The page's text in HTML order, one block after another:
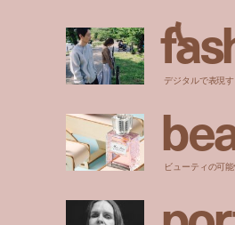
fas
デジタルで表現
be
ビューティの可